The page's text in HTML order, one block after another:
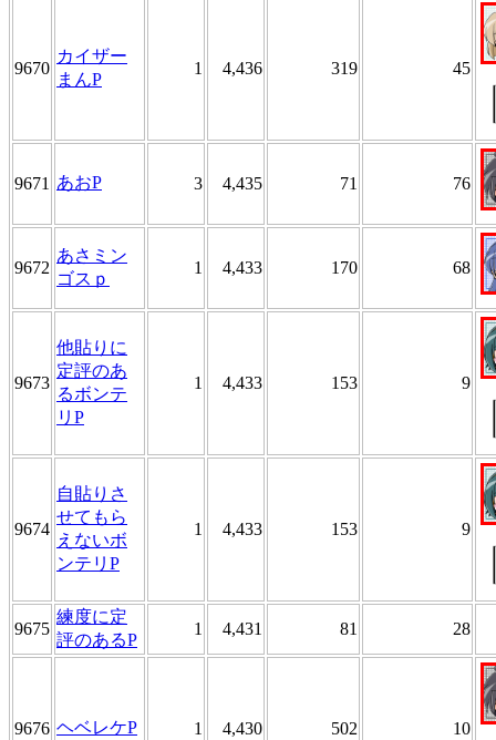
9670
カイザー
まんP
1 4,436 319 45
9671 あおP 3 4,435 71 76
9672
あさミン
ゴスｐ
1 4,433 170 68
9673
他貼りに
定評のあ
るボンテ
リP
1 4,433 153 9
9674
自貼りさ
せてもら
えないボ
ンテリP
1 4,433 153 9
9675
練度に定
評のあるP
1 4,431 81 28
9676 ヘベレケP 1 4,430 502 10